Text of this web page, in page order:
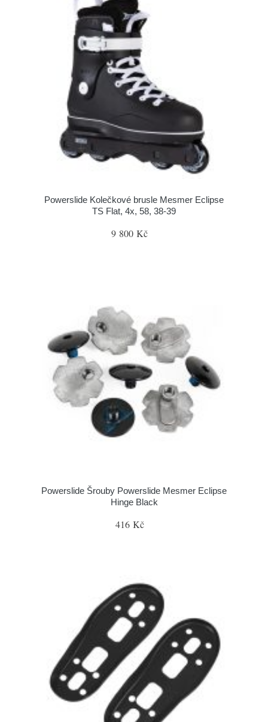
Powerslide Kolečkové brusle Mesmer Eclipse
TS Flat, 4x, 58, 38-39
9 800 Kč
Powerslide Šrouby Powerslide Mesmer Eclipse
Hinge Black
416 Kč